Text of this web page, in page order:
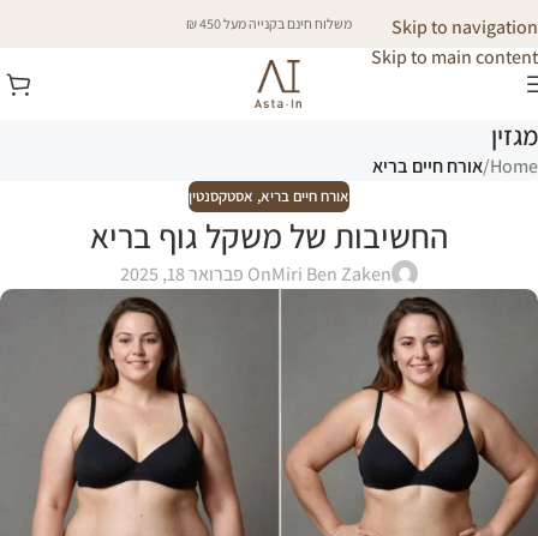
Skip to navigation
Skip to main content
משלוח חינם בקנייה מעל 450 ₪
מגזין
Home
/אורח חיים בריא
אורח חיים בריא, אסטקסנטין
החשיבות של משקל גוף בריא
Miri Ben ZakenOn פברואר 18, 2025